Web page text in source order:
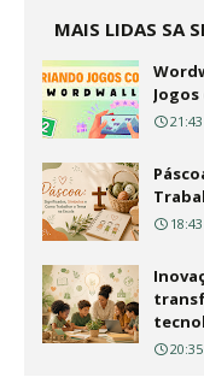
MAIS LIDAS SA
21:43
18:43
20:35